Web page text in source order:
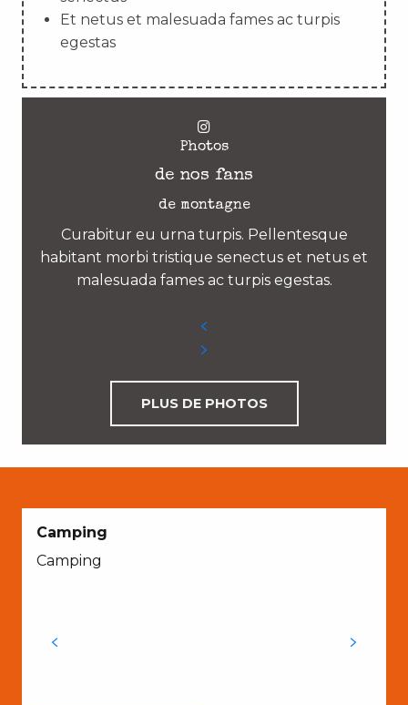
Et netus et malesuada fames ac turpis
egestas
Photos
de nos fans
de montagne
Curabitur eu urna turpis. Pellentesque
habitant morbi tristique senectus et netus et
malesuada fames ac turpis egestas.
PLUS DE PHOTOS
Camping
Camping